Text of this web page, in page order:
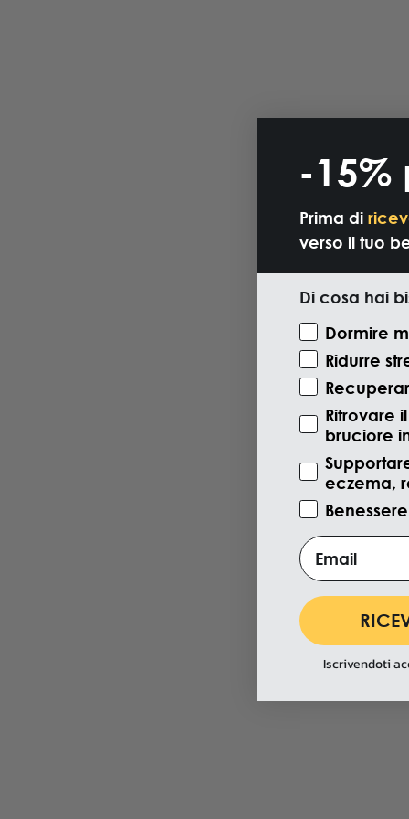
-15%
Prima di
verso il tuo
Di cosa hai
Motivazione
Dormire
Ridurre
Ritrovare
bruciore
eczema,
Email
Iscrivendoti